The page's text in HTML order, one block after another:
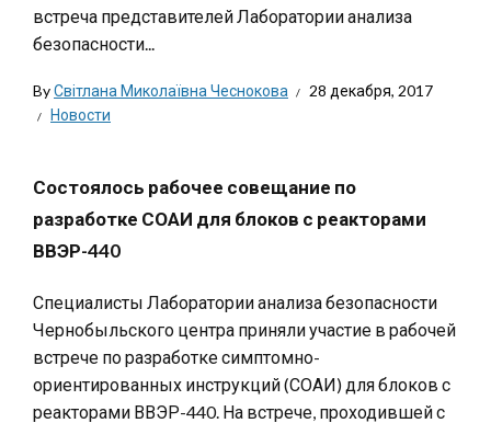
встреча представителей Лаборатории анализа
безопасности...
ByСвітлана Миколаївна Чеснокова
28 декабря, 2017
Новости
Состоялось рабочее совещание по
разработке СОАИ для блоков с реакторами
ВВЭР-440
Специалисты Лаборатории анализа безопасности
Чернобыльского центра приняли участие в рабочей
встрече по разработке симптомно-
ориентированных инструкций (СОАИ) для блоков с
реакторами ВВЭР-440. На встрече, проходившей с